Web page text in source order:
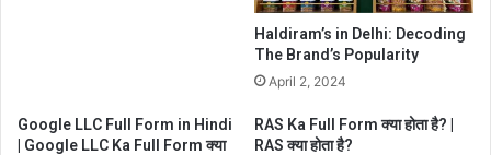
Haldiram’s in Delhi: Decoding
The Brand’s Popularity
April 2, 2024
Google LLC Full Form in Hindi
| Google LLC Ka Full Form क्या
RAS Ka Full Form क्या होता है? |
RAS क्या होता है?